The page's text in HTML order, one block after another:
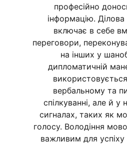
професійно
інформацію.
включає в себе
переговори,
на інших у
дипломатичній
вербальному та
спілкуванні, але й у
сигналах, таких як
голосу. Володіння
важливим для